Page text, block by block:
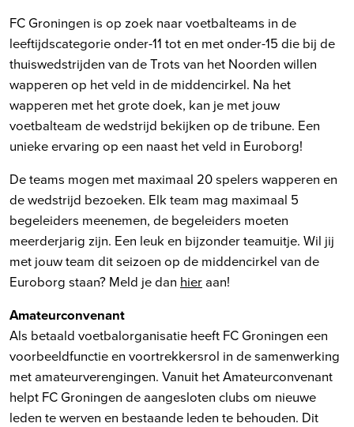
FC Groningen is op zoek naar voetbalteams in de
leeftijdscategorie onder-11 tot en met onder-15 die bij de
thuiswedstrijden van de Trots van het Noorden willen
wapperen op het veld in de middencirkel. Na het
wapperen met het grote doek, kan je met jouw
voetbalteam de wedstrijd bekijken op de tribune. Een
unieke ervaring op een naast het veld in Euroborg!
De teams mogen met maximaal 20 spelers wapperen en
de wedstrijd bezoeken. Elk team mag maximaal 5
begeleiders meenemen, de begeleiders moeten
meerderjarig zijn. Een leuk en bijzonder teamuitje. Wil jij
met jouw team dit seizoen op de middencirkel van de
Euroborg staan? Meld je dan hieraan!
Amateurconvenant
Als betaald voetbalorganisatie heeft FC Groningen een
voorbeeldfunctie en voortrekkersrol in de samenwerking
met amateurverengingen. Vanuit het Amateurconvenant
helpt FC Groningen de aangesloten clubs om nieuwe
leden te werven en bestaande leden te behouden. Dit